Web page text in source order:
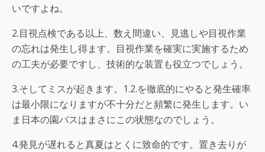
いですよね。
2.目視点検である以上、数え間違い、見逃しや目視作業
の忘れは発生し得ます。目視作業を確実に実施するため
の工夫が必要ですし、技術的な装置も役立つでしょう。
3.そしてミスが起きます。1.2.を徹底的にやると発生確率
は最小限になりますが不十分だと頻繁に発生します。い
ま日本の園バスはまさにこの状態なのでしょう。
4.発見が遅れると真夏はとくに致命的です。置き去りが